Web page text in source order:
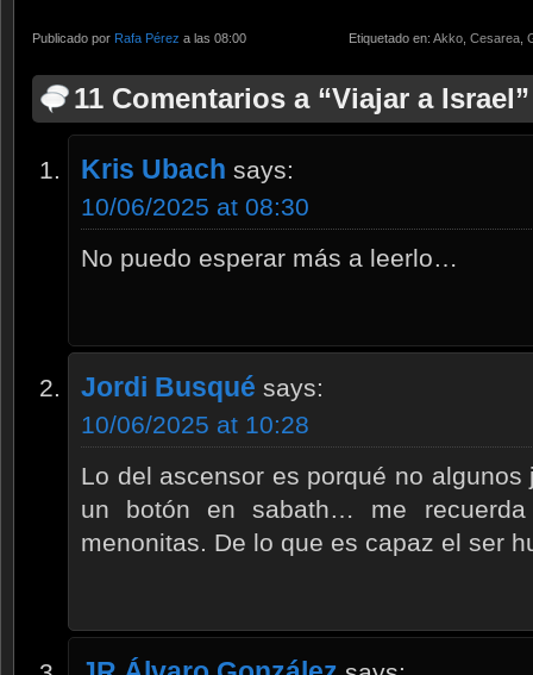
Publicado por Rafa Pérez a las 08:00 Etiquetado en: Akko Cesarea
11 Comentarios a “Viajar a Israel”
Kris Ubach says:
10/06/2025 at 08:30
No puedo esperar más a leerlo…
Jordi Busqué says:
10/06/2025 at 10:28
Lo del ascensor es porqué no
un botón en sabath… me
menonitas. De lo que es capaz el ser